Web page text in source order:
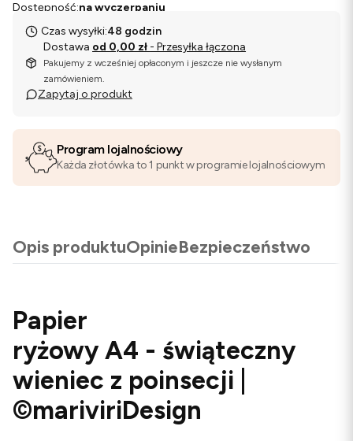
Dostępność:na wyczerpaniu
Czas wysyłki:48 godzin
Dostawa od 0,00 zł - Przesyłka łączona
Pakujemy z wcześniej opłaconym i jeszcze nie wysłanym
zamówieniem.
Zapytaj o produkt
Program lojalnościowy
Każda złotówka to 1 punkt w programie lojalnościowym
Opis produktuOpinieBezpieczeństwo
Papier
ryżowy A4 - świąteczny
wieniec z poinsecji |
©mariviriDesign